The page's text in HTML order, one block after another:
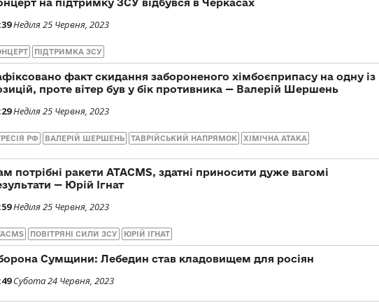
на підтримку ЗСУ відбувся в Черкасах
Неділя 25 Червня, 2023
ПІДТРИМКА ЗСУ
факт скидання забороненого хімбоєприпасу на одну із
проте вітер був у бік противника — Валерій Шершень
Неділя 25 Червня, 2023
РФ ВАЛЕРІЙ ШЕРШЕНЬ ТАВРІЙСЬКИЙ НАПРЯМОК ХІМІЧНА АТАКА
потрібні ракети ATACMS, здатні приносити дуже вагомі
— Юрій Ігнат
Неділя 25 Червня, 2023
ПОВІТРЯНІ СИЛИ ЗСУ ЮРІЙ ІГНАТ
Сумщини: Лебедин став кладовищем для росіян
Субота 24 Червня, 2023